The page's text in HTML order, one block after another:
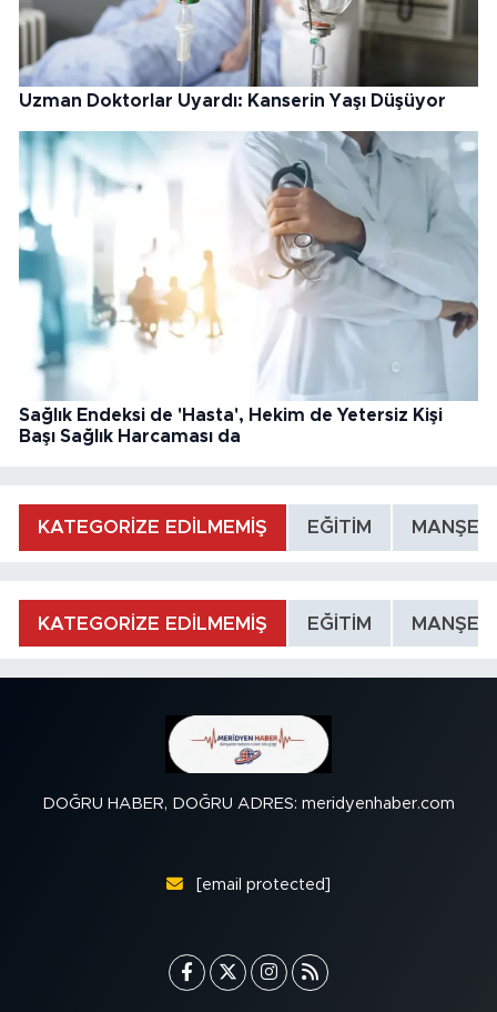
Uzman Doktorlar Uyardı: Kanserin Yaşı Düşüyor
Sağlık Endeksi de 'Hasta', Hekim de Yetersiz Kişi
Başı Sağlık Harcaması da
KATEGORİZE EDİLMEMİŞ EĞİTİM MANŞET
KATEGORİZE EDİLMEMİŞ EĞİTİM MANŞET
DOĞRU HABER, DOĞRU ADRES: meridyenhaber.com
[email protected]